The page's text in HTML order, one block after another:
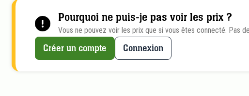
Pourquoi ne puis-je pas voir les prix ?
Vous ne pouvez voir les prix que si vous êtes connecté. Pas
Créer un compte Connexion